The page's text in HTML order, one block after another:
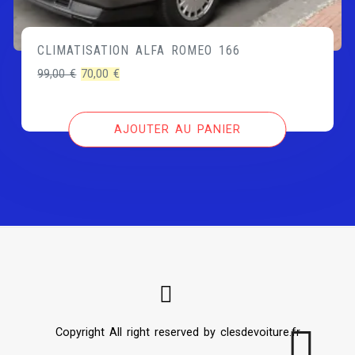
CLIMATISATION ALFA ROMEO 166
99,00€ Le
initial
70,00€
actuel
est :
AJOUTER AU PANIER
Copyright All right reserved by clesdevoiture.fr